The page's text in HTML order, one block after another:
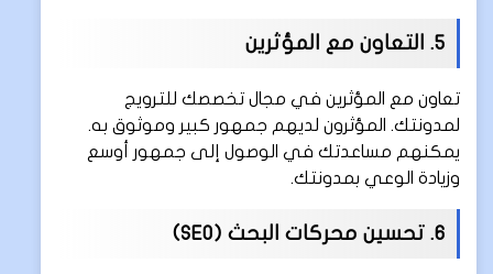
5. التعاون مع المؤثرين
تعاون مع المؤثرين في مجال تخصصك للترويج
لمدونتك. المؤثرون لديهم جمهور كبير وموثوق به.
يمكنهم مساعدتك في الوصول إلى جمهور أوسع
وزيادة الوعي بمدونتك.
6. تحسين محركات البحث (SEO)